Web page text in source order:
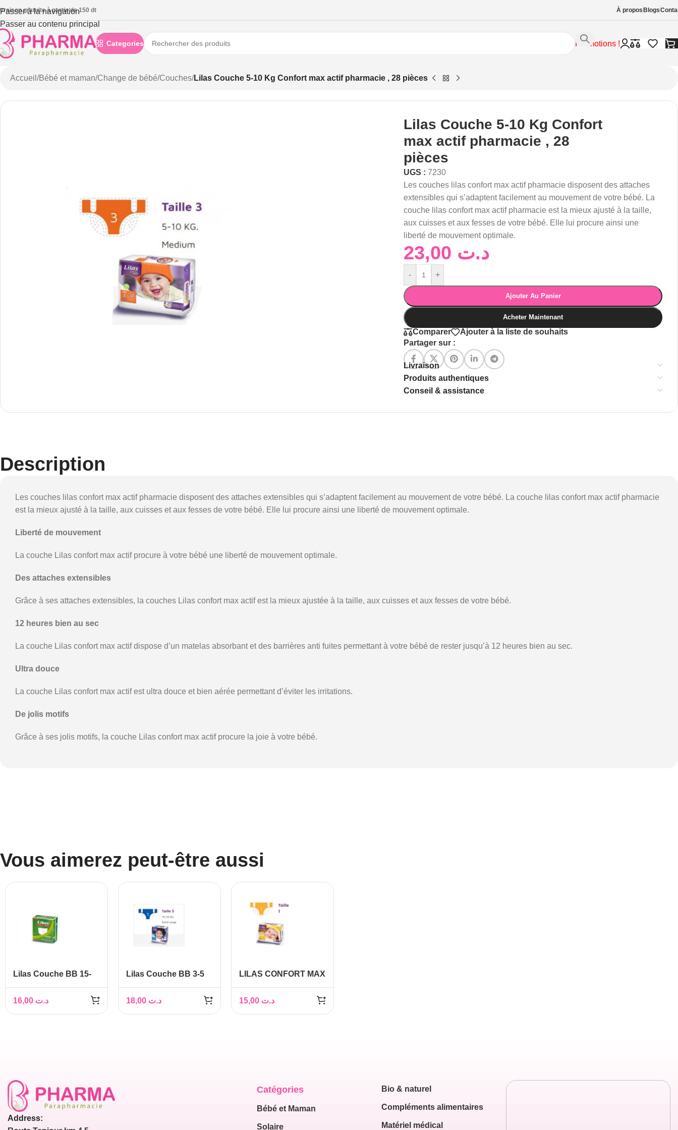
Passer à la navigation
Passer au contenu principal
gratuite à partie de 150 dt À propos Blogs
Categories Promotions !
Accueil /Bébé et maman/Change de bébé/Couches/Lilas Couche 5-10 Kg Confort max actif pharmacie , 28 pièces
Lilas Couche 5-10 Kg Confort
max actif pharmacie , 28
pièces
UGS :7230
Les couches lilas confort max actif pharmacie disposent des attaches
extensibles qui s’adaptent facilement au mouvement de votre bébé. La
couche lilas confort max actif pharmacie est la mieux ajusté à la taille,
aux cuisses et aux fesses de votre bébé. Elle lui procure ainsi une
liberté de mouvement optimale.
د.ت
- +
Ajouter Au Panier
Acheter Maintenant
Comparer
Ajouter à la liste de souhaits
Partager sur :
Livraison
Produits authentiques
Conseil & assistance
Description
Les couches lilas confort max actif pharmacie disposent des attaches extensibles qui s’adaptent facilement au mouvement de votre bébé. La couche lilas confort max actif pharmacie
est la mieux ajusté à la taille, aux cuisses et aux fesses de votre bébé. Elle lui procure ainsi une liberté de mouvement optimale.
Liberté de mouvement
La couche Lilas confort max actif procure à votre bébé une liberté de mouvement optimale.
Des attaches extensibles
Grâce à ses attaches extensibles, la couches Lilas confort max actif est la mieux ajustée à la taille, aux cuisses et aux fesses de votre bébé.
12 heures bien au sec
La couche Lilas confort max actif dispose d’un matelas absorbant et des barrières anti fuites permettant à votre bébé de rester jusqu’à 12 heures bien au sec.
Ultra douce
La couche Lilas confort max actif est ultra douce et bien aérée permettant d’éviter les irritations.
De jolis motifs
Grâce à ses jolis motifs, la couche Lilas confort max actif procure la joie à votre bébé.
Vous aimerez peut-être aussi
Lilas Couche BB 15-
actif pharmacie , 20
pièces
د.ت
Lilas Couche BB 3-5
pharmacie , 32 pièces
د.ت
LILAS CONFORT MAX
4 KG 20 PIECES
د.ت
Address:
Catégories
Bébé et Maman
Solaire
Bio & naturel
Compléments alimentaires
Matériel médical